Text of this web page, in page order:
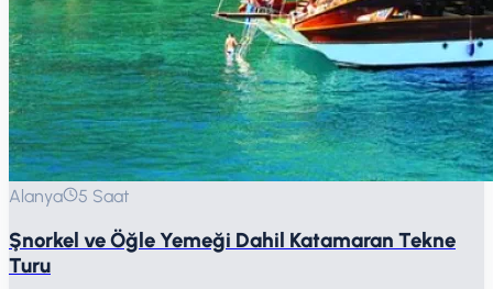
Alanya 5 Saat
Şnorkel ve Öğle Yemeği Dahil Katamaran Tekne
Turu